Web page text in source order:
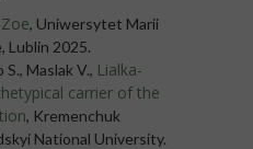
, Uniwersytet Marii
Lublin 2025.
Maslak V., Lialka-
carrier of the
, Kremenchuk
National University.